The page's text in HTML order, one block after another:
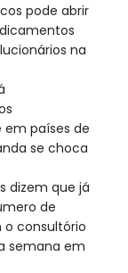
pode abrir
na
em países de
se choca
dizem que já
de
o consultório
semana em